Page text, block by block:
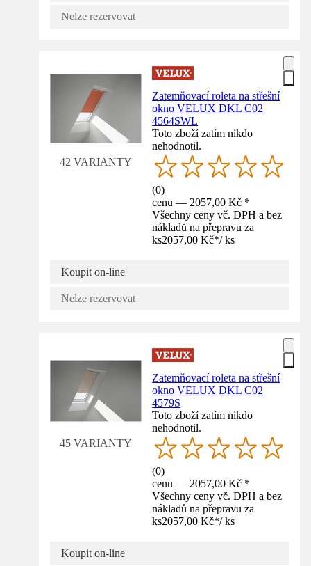
Nelze rezervovat
42 VARIANTY
Zatemňovací roleta na střešní
okno VELUX DKL C02
4564SWL
Toto zboží zatím nikdo
nehodnotil.
(0)
cenu — 2057,00 Kč *
Všechny ceny vč. DPH a bez
nákladů na přepravu za
ks2057,00 Kč*/ ks
Koupit on-line
Nelze rezervovat
45 VARIANTY
Zatemňovací roleta na střešní
okno VELUX DKL C02
4579S
Toto zboží zatím nikdo
nehodnotil.
(0)
cenu — 2057,00 Kč *
Všechny ceny vč. DPH a bez
nákladů na přepravu za
ks2057,00 Kč*/ ks
Koupit on-line